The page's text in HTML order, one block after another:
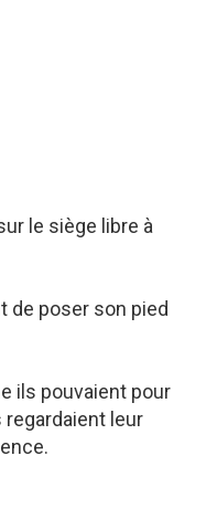
le siège libre à
de poser son pied
ils pouvaient pour
regardaient leur